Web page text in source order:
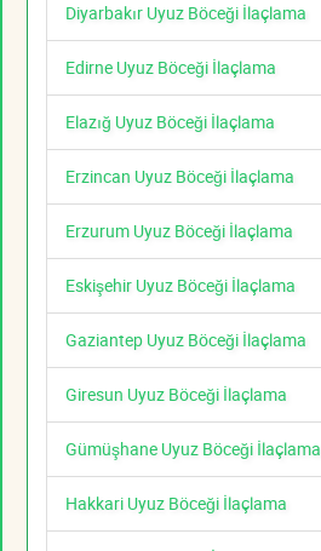
Diyarbakır Uyuz Böceği İlaçlama
Edirne Uyuz Böceği İlaçlama
Elazığ Uyuz Böceği İlaçlama
Erzincan Uyuz Böceği İlaçlama
Erzurum Uyuz Böceği İlaçlama
Eskişehir Uyuz Böceği İlaçlama
Gaziantep Uyuz Böceği İlaçlama
Giresun Uyuz Böceği İlaçlama
Gümüşhane Uyuz Böceği İlaçlama
Hakkari Uyuz Böceği İlaçlama